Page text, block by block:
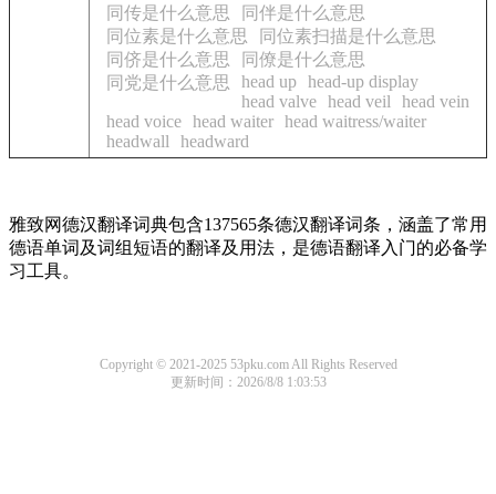
同传是什么意思
同伴是什么意思
同位素是什么意思
同位素扫描是什么意思
同侪是什么意思
同僚是什么意思
同党是什么意思
head up head-up display
head valve head veil
head vein
head voice head waiter head waitress/waiter
headwall
headward
雅致网德汉翻译词典包含137565条德汉翻译词条，涵盖了常用
德语单词及词组短语的翻译及用法，是德语翻译入门的必备学
习工具。
Copyright © 2021-2025 53pku.com All Rights Reserved
更新时间：2026/8/8 1:03:53